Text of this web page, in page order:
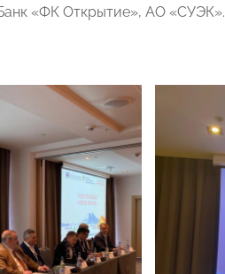
«ФК Открытие», АО «СУЭК».